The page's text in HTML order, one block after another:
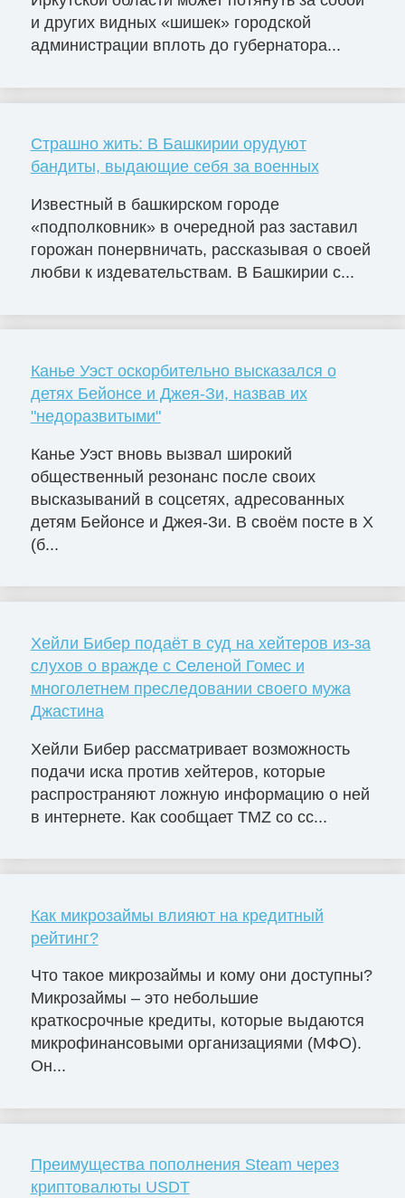
и других видных «шишек» городской
администрации вплоть до губернатора...
Страшно жить: В Башкирии орудуют
бандиты, выдающие себя за военных
Известный в башкирском городе
«подполковник» в очередной раз заставил
горожан понервничать, рассказывая о своей
любви к издевательствам. В Башкирии с...
Канье Уэст оскорбительно высказался о
детях Бейонсе и Джея-Зи, назвав их
"недоразвитыми"
Канье Уэст вновь вызвал широкий
общественный резонанс после своих
высказываний в соцсетях, адресованных
детям Бейонсе и Джея-Зи. В своём посте в X
(б...
Хейли Бибер подаёт в суд на хейтеров из-за
слухов о вражде с Селеной Гомес и
многолетнем преследовании своего мужа
Джастина
Хейли Бибер рассматривает возможность
подачи иска против хейтеров, которые
распространяют ложную информацию о ней
в интернете. Как сообщает TMZ со сс...
Как микрозаймы влияют на кредитный
рейтинг?
Что такое микрозаймы и кому они доступны?
Микрозаймы – это небольшие
краткосрочные кредиты, которые выдаются
микрофинансовыми организациями (МФО).
Он...
Преимущества пополнения Steam через
криптовалюты USDT